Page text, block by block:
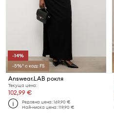
-14%
-5%* с код: FS
Answear.LAB рокля
Текуща цена:
102,99 €
Редовна цена:169,90 €
Най-ниска цена:119,90 €